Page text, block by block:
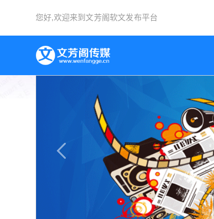
您好,欢迎来到 文芳阁软文发布平台